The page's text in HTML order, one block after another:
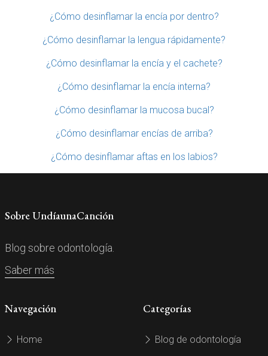
¿Cómo desinflamar la encía por dentro?
¿Cómo desinflamar la lengua rápidamente?
¿Cómo desinflamar la encía y el cachete?
¿Cómo desinflamar la encía interna?
¿Cómo desinflamar la mucosa bucal?
¿Cómo desinflamar encías de arriba?
¿Cómo desinflamar aftas en los labios?
Sobre UndíaunaCanción
Blog sobre odontología.
Saber más
Navegación
Home
Categorías
Blog de odontología